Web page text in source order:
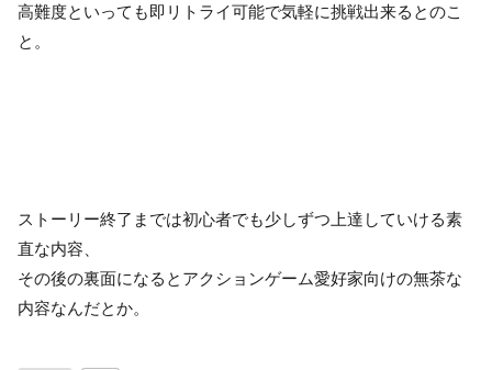
高難度といっても即リトライ可能で気軽に挑戦出来るとのこ
と。
ストーリー終了までは初心者でも少しずつ上達していける素
直な内容、
その後の裏面になるとアクションゲーム愛好家向けの無茶な
内容なんだとか。